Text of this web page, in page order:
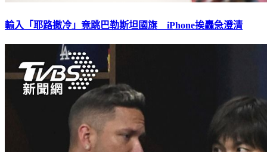
輸入「耶路撒冷」竟跳巴勒斯坦國旗 iPhone挨轟急澄清